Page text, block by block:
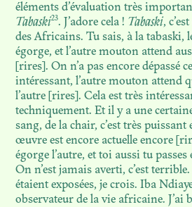
éléments d’évaluation très
Tabaski23. J’adore cela ! Tabaski,
des Africains. Tu sais, à la tabaski,
égorge, et l’autre mouton attend
[rires]. On n’a pas encore dépassé
intéressant, l’autre mouton attend
l’autre [rires]. Cela est très
techniquement. Et il y a une
sang, de la chair, c’est très
œuvre est encore actuelle encore
égorge l’autre, et toi aussi tu passes
On n’est jamais averti, c’est
étaient exposées, je crois. Iba
observateur de la vie africaine. J’ai